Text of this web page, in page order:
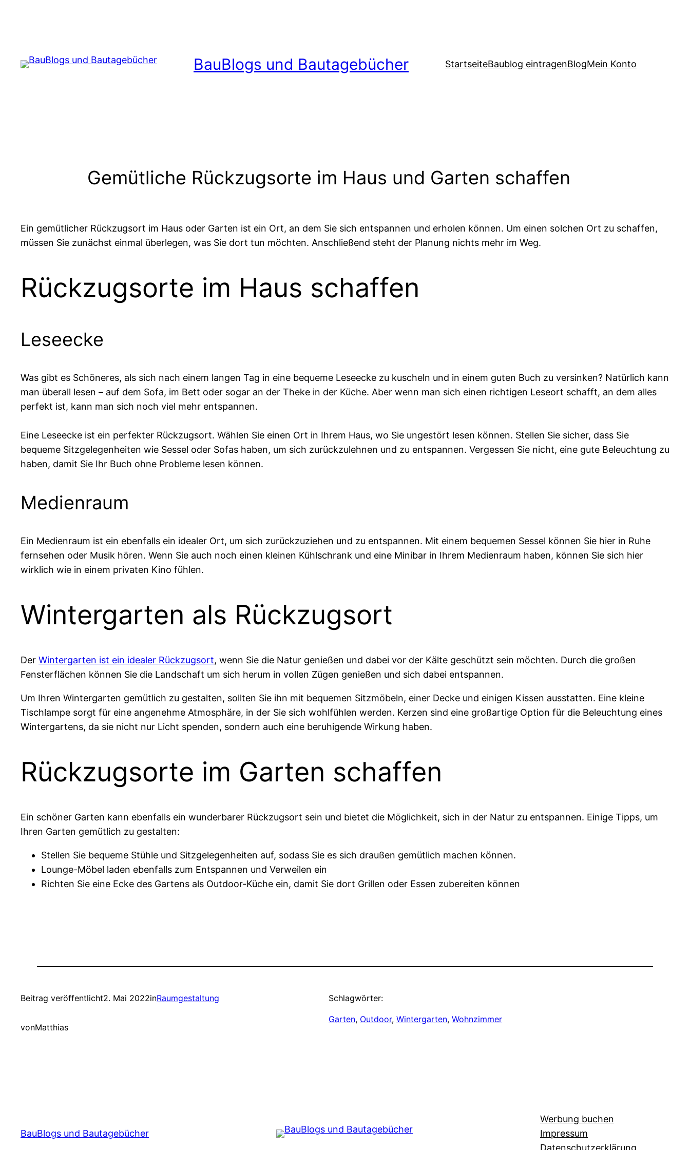
BauBlogs und Bautagebücher StartseiteBaublog eintragenBlogMein Konto
Gemütliche Rückzugsorte im Haus und Garten schaffen
Ein gemütlicher Rückzugsort im Haus oder Garten ist ein Ort, an dem Sie sich entspannen und erholen können. Um einen solchen Ort zu schaffen,
müssen Sie zunächst einmal überlegen, was Sie dort tun möchten. Anschließend steht der Planung nichts mehr im Weg.
Rückzugsorte im Haus schaffen
Leseecke
Was gibt es Schöneres, als sich nach einem langen Tag in eine bequeme Leseecke zu kuscheln und in einem guten Buch zu versinken? Natürlich kann
man überall lesen – auf dem Sofa, im Bett oder sogar an der Theke in der Küche. Aber wenn man sich einen richtigen Leseort schafft, an dem alles
perfekt ist, kann man sich noch viel mehr entspannen.
Eine Leseecke ist ein perfekter Rückzugsort. Wählen Sie einen Ort in Ihrem Haus, wo Sie ungestört lesen können. Stellen Sie sicher, dass Sie
bequeme Sitzgelegenheiten wie Sessel oder Sofas haben, um sich zurückzulehnen und zu entspannen. Vergessen Sie nicht, eine gute Beleuchtung zu
haben, damit Sie Ihr Buch ohne Probleme lesen können.
Medienraum
Ein Medienraum ist ein ebenfalls ein idealer Ort, um sich zurückzuziehen und zu entspannen. Mit einem bequemen Sessel können Sie hier in Ruhe
fernsehen oder Musik hören. Wenn Sie auch noch einen kleinen Kühlschrank und eine Minibar in Ihrem Medienraum haben, können Sie sich hier
wirklich wie in einem privaten Kino fühlen.
Wintergarten als Rückzugsort
Der Wintergarten ist ein idealer Rückzugsort, wenn Sie die Natur genießen und dabei vor der Kälte geschützt sein möchten. Durch die großen
Fensterflächen können Sie die Landschaft um sich herum in vollen Zügen genießen und sich dabei entspannen.
Um Ihren Wintergarten gemütlich zu gestalten, sollten Sie ihn mit bequemen Sitzmöbeln, einer Decke und einigen Kissen ausstatten. Eine kleine
Tischlampe sorgt für eine angenehme Atmosphäre, in der Sie sich wohlfühlen werden. Kerzen sind eine großartige Option für die Beleuchtung eines
Wintergartens, da sie nicht nur Licht spenden, sondern auch eine beruhigende Wirkung haben.
Rückzugsorte im Garten schaffen
Ein schöner Garten kann ebenfalls ein wunderbarer Rückzugsort sein und bietet die Möglichkeit, sich in der Natur zu entspannen. Einige Tipps, um
Ihren Garten gemütlich zu gestalten:
Stellen Sie bequeme Stühle und Sitzgelegenheiten auf, sodass Sie es sich draußen gemütlich machen können.
Lounge-Möbel laden ebenfalls zum Entspannen und Verweilen ein
Richten Sie eine Ecke des Gartens als Outdoor-Küche ein, damit Sie dort Grillen oder Essen zubereiten können
Beitrag veröffentlicht2. Mai 2022inRaumgestaltung
vonMatthias
Schlagwörter:
Garten, Outdoor, Wintergarten, Wohnzimmer
BauBlogs und Bautagebücher
Werbung buchen
Impressum